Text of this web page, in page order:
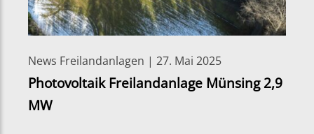
News Freilandanlagen | 27. Mai 2025
Photovoltaik Freilandanlage Münsing 2,9
MW